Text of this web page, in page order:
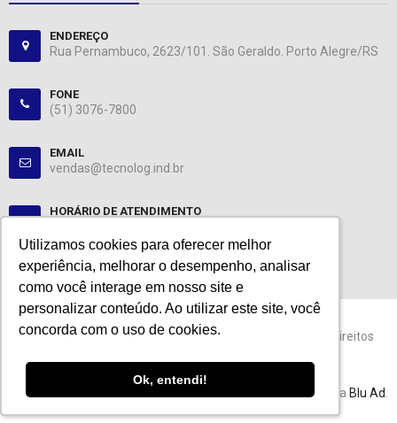
Utilizamos cookies para oferecer melhor
experiência, melhorar o desempenho, analisar
como você interage em nosso site e
personalizar conteúdo. Ao utilizar este site, você
concorda com o uso de cookies.
Ok, entendi!
Utilizamos cookies para oferecer melhor
experiência, melhorar o desempenho, analisar
como você interage em nosso site e
personalizar conteúdo. Ao utilizar este site, você
concorda com o uso de cookies.
Ok, entendi!
ENDEREÇO
Rua Pernambuco, 2623/101. São Geraldo. Porto Alegre/RS
FONE
(51) 3076-7800
EMAIL
vendas@tecnolog.ind.br
HORÁRIO DE ATENDIMENTO
© 2024 Tecnolog. CNPJ: 89.401.335/0001-25. Todos os direitos
reservados.
Esta loja virtual utiliza tecnologia da
. Agência Blu Ad